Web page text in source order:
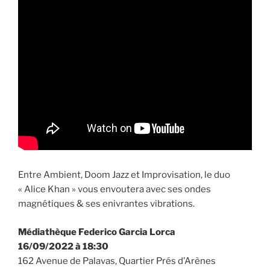
Entre Ambient, Doom Jazz et Improvisation, le duo
« Alice Khan » vous envoutera avec ses ondes
magnétiques & ses enivrantes vibrations.
Médiathèque Federico Garcia Lorca
16/09/2022 à 18:30
162 Avenue de Palavas, Quartier Prés d’Arènes